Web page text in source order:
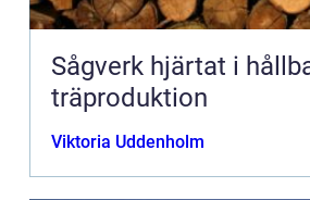
Sågverk hjärtat i hållbar svensk
träproduktion
Viktoria Uddenholm